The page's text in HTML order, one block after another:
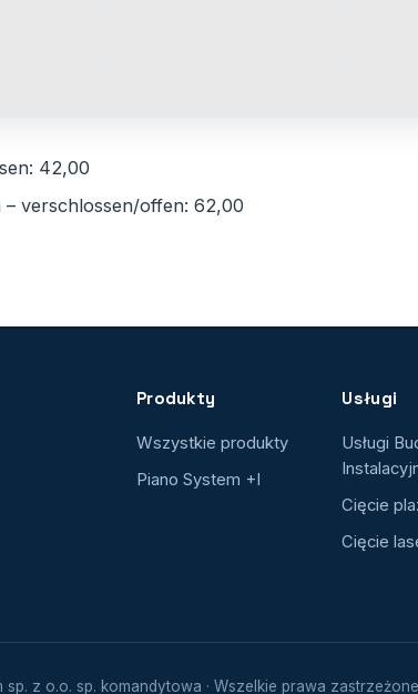
42,00
verschlossen/offen: 62,00
Produkty
Wszystkie produkty
Piano System +I
Usługi
Usługi
Cięcie
Cięcie
z o.o. sp. komandytowa · Wszelkie prawa zastrzeżone